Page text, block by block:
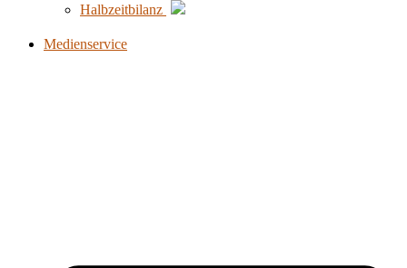
Halbzeitbilanz
Medienservice